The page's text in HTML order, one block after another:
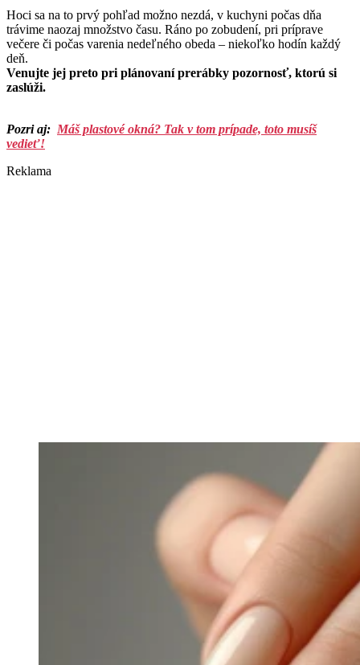
Hoci sa na to prvý pohľad možno nezdá, v kuchyni počas dňa
trávime naozaj množstvo času. Ráno po zobudení, pri príprave
večere či počas varenia nedeľného obeda – niekoľko hodín každý
deň.
Venujte jej preto pri plánovaní prerábky pozornosť, ktorú si
zaslúži.
Pozri aj: Máš plastové okná? Tak v tom prípade, toto musíš
vedieť!
Reklama